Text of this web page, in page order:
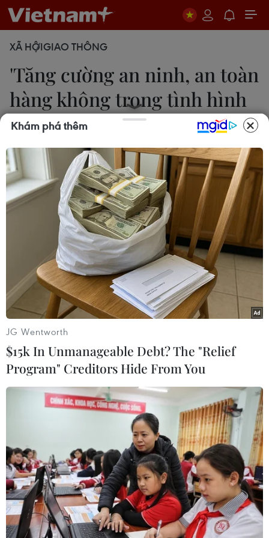
XÃ HỘIGIAO THÔNG
'Tăng cường an ninh, an toàn
hàng không trong tình hình
mới'
Thu Phương
24/02/2022 11:34
Phó Thủ tướng đề nghị các bộ, ngành, địa phương
đẩy mạnh công tác tuyên truyền và nâng cao
nhận thức về đảm bảo an ninh, an toàn hàng
không; xây dựng văn hóa an toàn giao thông
trong ngành hàng không.
Phó Thủ tướng Thường trực Phạm Bình Minh, Chủ tịch Ủy ban
an ninh hàng không dân dụng quốc gia phát biểu tại hội nghị.
(Ảnh: An Đăng/TTXVN)
Chiều 24/2, tại Hà Nội, Phó Thủ tướng Thường
Khám phá thêm
JG Wentworth
$15k In Unmanageable Debt? The "Relief
Program" Creditors Hide From You